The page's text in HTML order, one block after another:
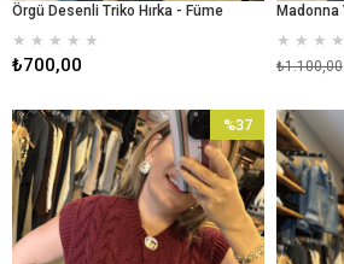
Örgü Desenli Triko Hırka - Füme
★ ★ ★ ★ ★
₺700,00
★ ★ ★ ★
₺1.100,00
%37
İndirim
%37İndirim